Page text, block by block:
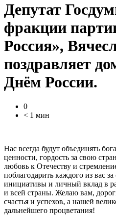
Депутат
фракции
Россия»,
поздравляет
Днём России.
0
< 1 мин
Нас всегда будут объединять
ценности, гордость за свою
любовь к Отечеству и
поблагодарить каждого из вас
инициативы и личный вклад в
и всей страны. Желаю вам,
счастья и успехов, а нашей
дальнейшего процветания!